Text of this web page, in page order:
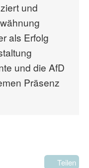
und
als Erfolg
und die AfD
Präsenz
Teilen